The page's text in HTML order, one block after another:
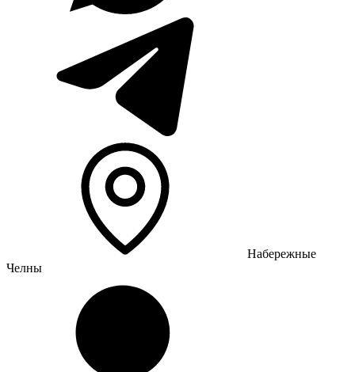
Набережные
Челны